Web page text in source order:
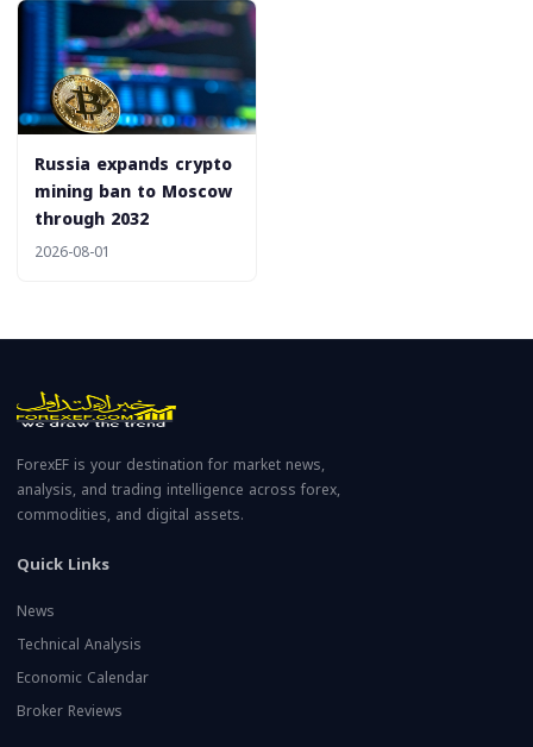
Russia expands crypto
mining ban to Moscow
through 2032
2026-08-01
ForexEF is your destination for market news,
analysis, and trading intelligence across forex,
commodities, and digital assets.
Quick Links
News
Technical Analysis
Economic Calendar
Broker Reviews